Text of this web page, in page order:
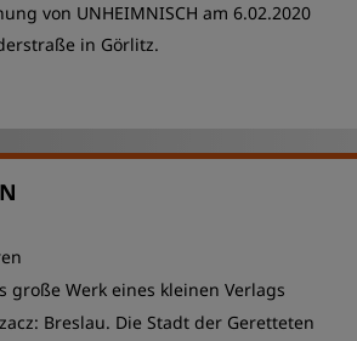
von UNHEIMNISCH am 6.02.2020
in Görlitz.
große Werk eines kleinen Verlags
Breslau. Die Stadt der Geretteten